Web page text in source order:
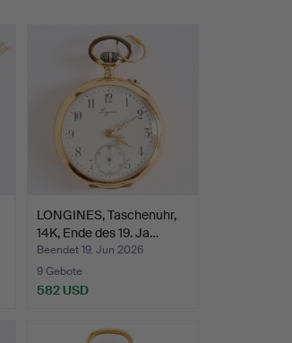
LONGINES, Taschenuhr,
14K, Ende des 19. Ja…
Beendet 19. Jun 2026
9 Gebote
582 USD